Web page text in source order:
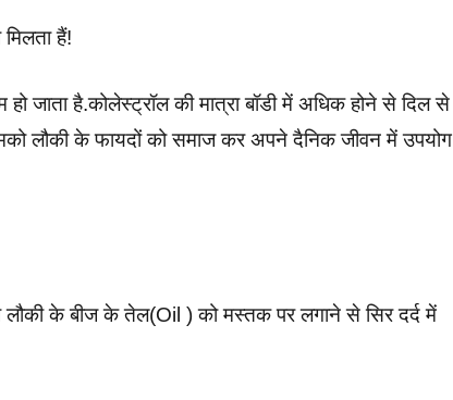
हैं!
जाता है.कोलेस्ट्रॉल की मात्रा बॉडी में अधिक होने से दिल से
लौकी के फायदों को समाज कर अपने दैनिक जीवन में उपयोग
के बीज के तेल(Oil ) को मस्तक पर लगाने से सिर दर्द में